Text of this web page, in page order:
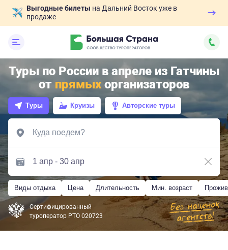
Выгодные билеты на Дальний Восток уже в
продаже
Туры по России в апреле из Гатчины
от прямых организаторов
Туры Круизы Авторские туры
Виды отдыха Цена Длительность Мин. возраст
Сертифицированный
туроператор РТО 020723